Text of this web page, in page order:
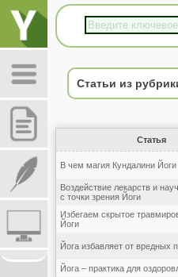
Статьи из
Статья
В чем магия Кундалини Йоги
Воздействие лекарств и
с точки зрения Йоги
Избегаем скрытое
Йоги
Йога избавляет от вредных
Йога – практика для